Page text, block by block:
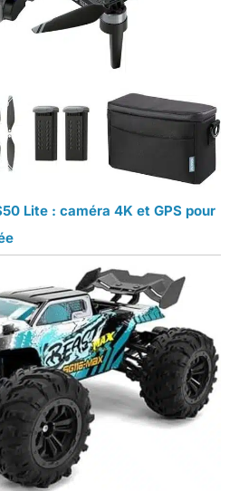
Lite : caméra 4K et GPS pour